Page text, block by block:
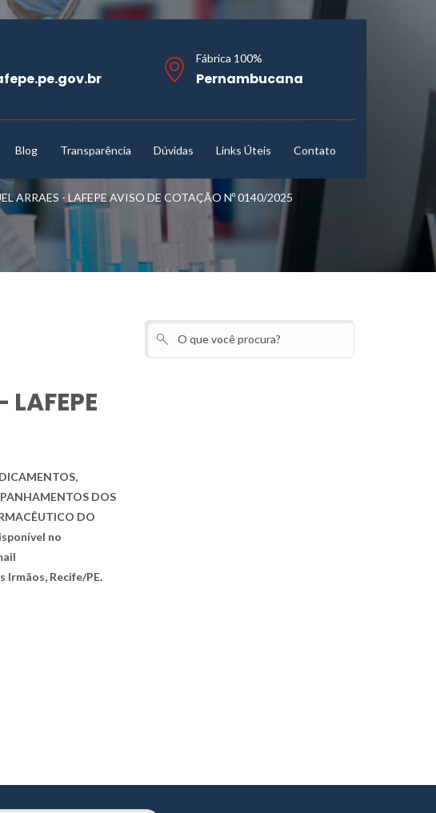
Fábrica 100%
Pernambucana
Blog Transparência Dúvidas Links Úteis Contato
ARRAES - LAFEPE AVISO DE COTAÇÃO Nº 0140/2025
DOS
DO
no
Irmãos, Recife/PE.